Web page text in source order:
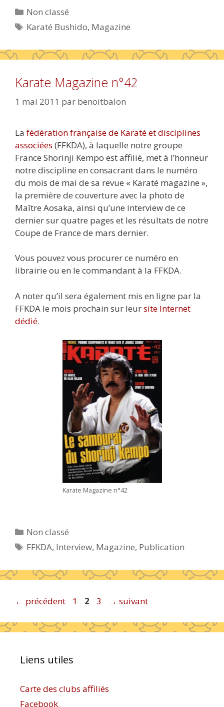
Catégories
Non classé
Étiquettes
Karaté Bushido, Magazine
Karate Magazine n°42
1 mai 2011 par benoitbalon
La fédération française de Karaté et disciplines
associées (FFKDA), à laquelle notre groupe
France Shorinji Kempo est affilié, met à l’honneur
notre discipline en consacrant dans le numéro
du mois de mai de sa revue « Karaté magazine »,
la première de couverture avec la photo de
Maître Aosaka, ainsi qu’une interview de ce
dernier sur quatre pages et les résultats de notre
Coupe de France de mars dernier.
Vous pouvez vous procurer ce numéro en
librairie ou en le commandant à la FFKDA.
A noter qu’il sera également mis en ligne par la
FFKDA le mois prochain sur leursite Internet
dédié.
Karate Magazine n°42
Catégories
Non classé
Étiquettes
FFKDA, Interview, Magazine, Publication
← précédent Page
1 Page
2 Page
3 → suivant
Liens utiles
Carte des clubs affiliés
Facebook